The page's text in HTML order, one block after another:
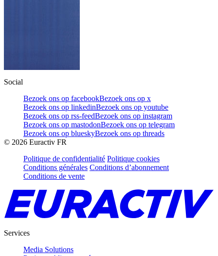
Social
Bezoek ons op facebookBezoek ons op x
Bezoek ons op linkedinBezoek ons op youtube
Bezoek ons op rss-feedBezoek ons op instagram
Bezoek ons op mastodonBezoek ons op telegram
Bezoek ons op blueskyBezoek ons op threads
© 2026 Euractiv FR
Politique de confidentialité Politique cookies
Conditions générales Conditions d’abonnement
Conditions de vente
Services
Media Solutions